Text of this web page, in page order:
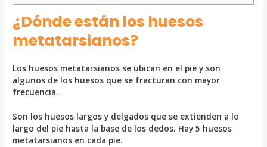
¿Dónde están los huesos
metatarsianos?
Los huesos metatarsianos se ubican en el pie y son
algunos de los huesos que se fracturan con mayor
frecuencia.
Son los huesos largos y delgados que se extienden a lo
largo del pie hasta la base de los dedos. Hay 5 huesos
metatarsianos en cada pie.